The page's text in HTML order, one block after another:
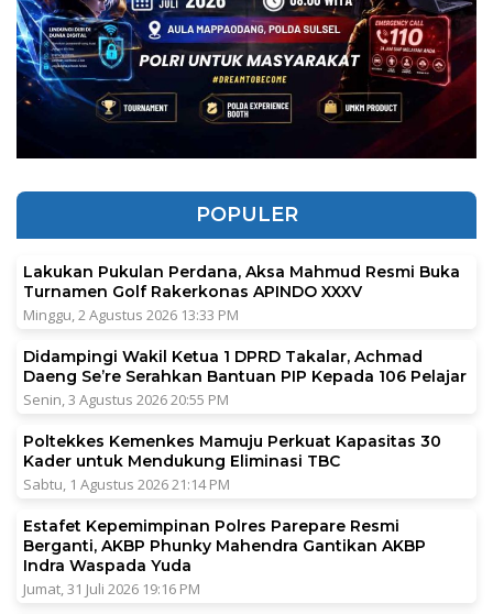
POPULER
Lakukan Pukulan Perdana, Aksa Mahmud Resmi Buka
Turnamen Golf Rakerkonas APINDO XXXV
Minggu, 2 Agustus 2026 13:33 PM
Didampingi Wakil Ketua 1 DPRD Takalar, Achmad
Daeng Se’re Serahkan Bantuan PIP Kepada 106 Pelajar
Senin, 3 Agustus 2026 20:55 PM
Poltekkes Kemenkes Mamuju Perkuat Kapasitas 30
Kader untuk Mendukung Eliminasi TBC
Sabtu, 1 Agustus 2026 21:14 PM
Estafet Kepemimpinan Polres Parepare Resmi
Berganti, AKBP Phunky Mahendra Gantikan AKBP
Indra Waspada Yuda
Jumat, 31 Juli 2026 19:16 PM